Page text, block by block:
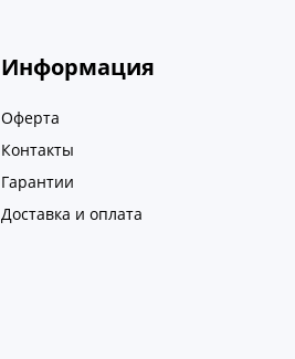
Информация
Оферта
Контакты
Гарантии
Доставка и оплата